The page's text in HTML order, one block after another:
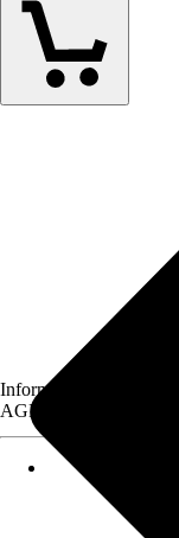
Informationen des
AGB, finden Sie bei